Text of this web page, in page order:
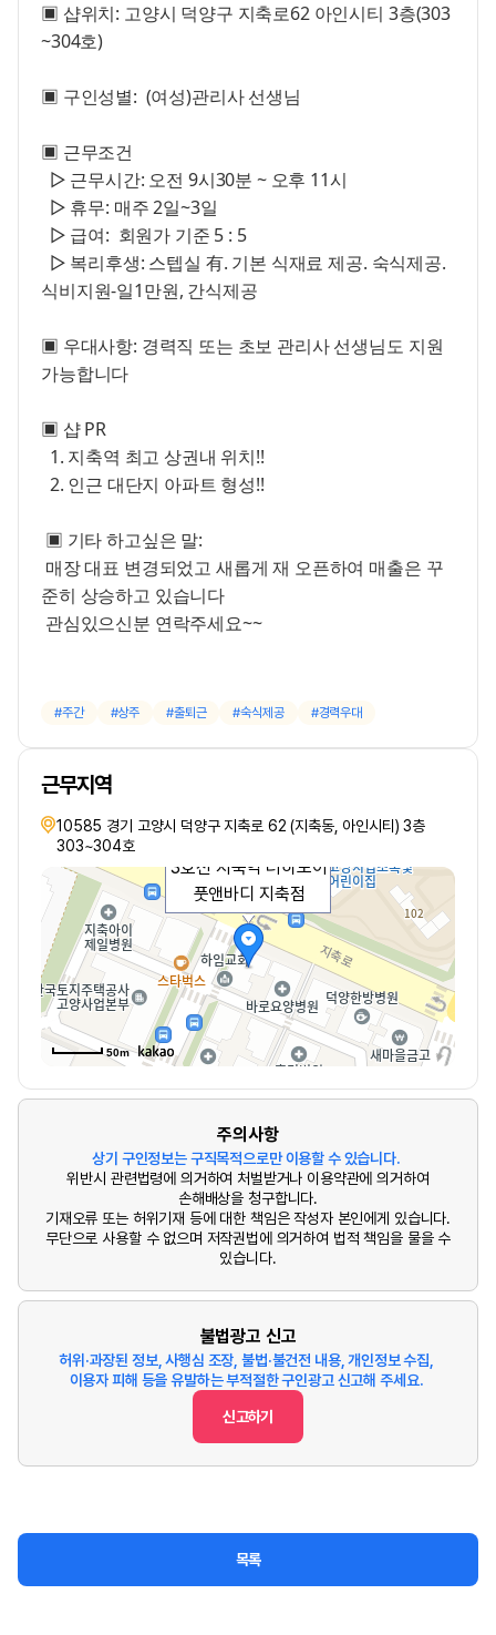
▣ 샵위치: 고양시 덕양구 지축로62 아인시티 3층(303
~304호)
▣ 구인성별: (여성)관리사 선생님
▣ 근무조건
▷ 근무시간: 오전 9시30분 ~ 오후 11시
▷ 휴무: 매주 2일~3일
▷ 급여: 회원가 기준 5 : 5
▷ 복리후생: 스텝실 有. 기본 식재료 제공. 숙식제공.
식비지원-일1만원, 간식제공
▣ 우대사항: 경력직 또는 초보 관리사 선생님도 지원
가능합니다
▣ 샵 PR
1. 지축역 최고 상권내 위치!!
2. 인근 대단지 아파트 형성!!
▣ 기타 하고싶은 말:
매장 대표 변경되었고 새롭게 재 오픈하여 매출은 꾸
준히 상승하고 있습니다
관심있으신분 연락주세요~~
주간 상주 출퇴근 숙식제공 경력우대
근무지역
10585 경기 고양시 덕양구 지축로 62 (지축동, 아인시티) 3층
303~304호
3호선 지축역 더하노이
풋앤바디 지축점
50m
주의사항
상기 구인정보는 구직목적으로만 이용할 수 있습니다.
위반시 관련법령에 의거하여 처벌받거나 이용약관에 의거하여
손해배상을 청구합니다.
기재오류 또는 허위기재 등에 대한 책임은 작성자 본인에게 있습니다.
무단으로 사용할 수 없으며 저작권법에 의거하여 법적 책임을 물을 수
있습니다.
불법광고 신고
허위·과장된 정보, 사행심 조장, 불법·불건전 내용, 개인정보 수집,
이용자 피해 등을 유발하는 부적절한 구인광고 신고해 주세요.
신고하기
목록